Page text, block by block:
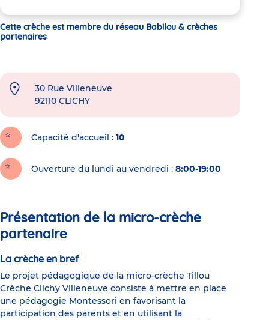
Cette crèche est membre du réseau Babilou & crèches
partenaires
30 Rue Villeneuve
92110 CLICHY
Capacité d'accueil 10
Ouverture du lundi au vendredi : 8:00-19:00
Présentation de la micro-crèche
partenaire
La crèche en bref
Le projet pédagogique de la micro-crèche Tillou
Crèche Clichy Villeneuve consiste à mettre en place
une pédagogie Montessori en favorisant la
participation des parents et en utilisant la